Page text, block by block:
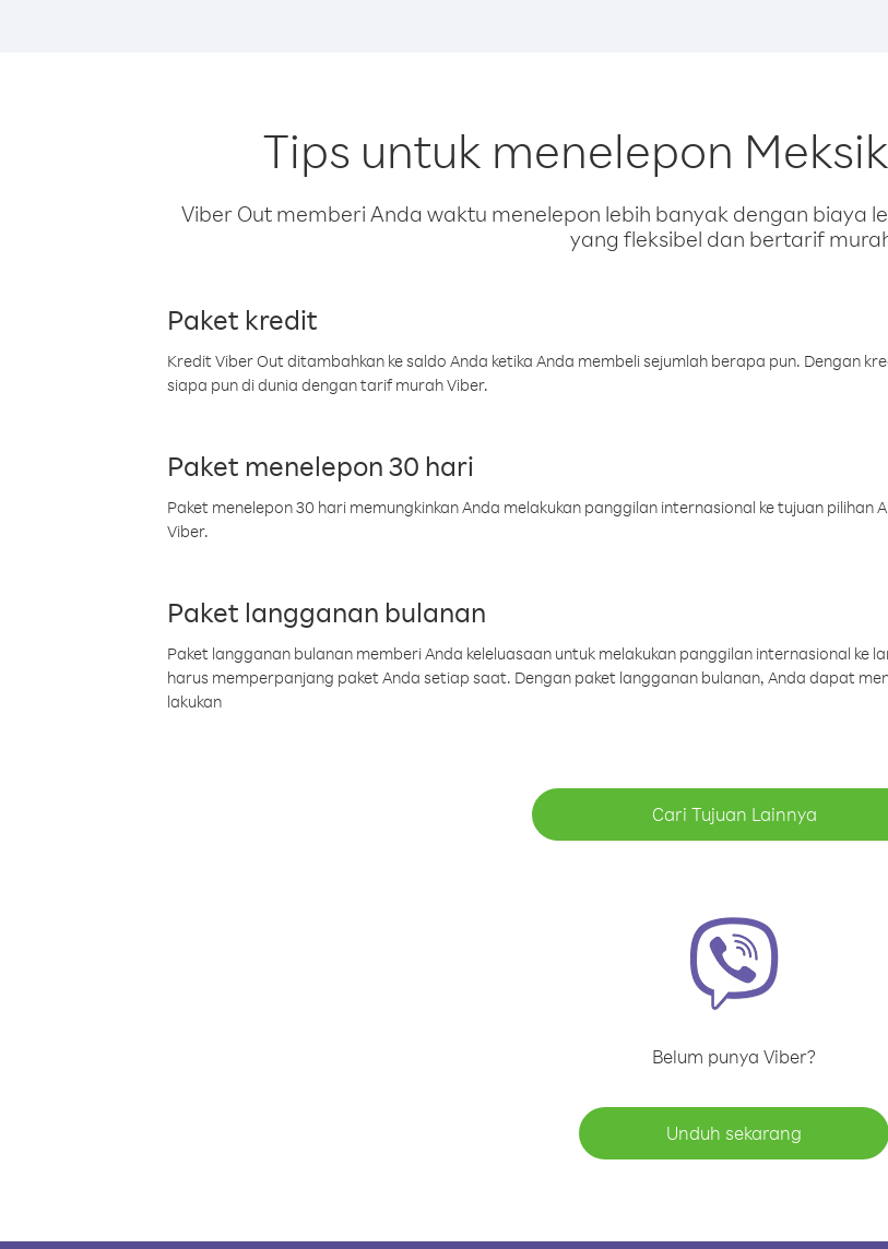
Tips untuk menelepon
Viber Out memberi Anda waktu menelepon lebih banyak dengan biaya
yang fleksibel dan bertarif
Paket kredit
Kredit Viber Out ditambahkan ke saldo Anda ketika Anda membeli sejumlah berapa pun. Dengan
siapa pun di dunia dengan tarif murah Viber.
Paket menelepon 30 hari
Paket menelepon 30 hari memungkinkan Anda melakukan panggilan internasional ke tujuan
Viber.
Paket langganan bulanan
Paket langganan bulanan memberi Anda keleluasaan untuk melakukan panggilan internasional ke
harus memperpanjang paket Anda setiap saat. Dengan paket langganan bulanan, Anda dapat
lakukan
Cari Tujuan Lainnya
Belum punya Viber?
Unduh sekarang